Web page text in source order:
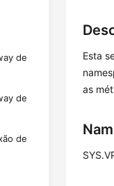
de
de
de
Esta
as